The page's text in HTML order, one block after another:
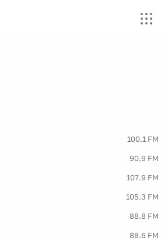
100.1 FM
90.9 FM
107.9 FM
105.3 FM
88.8 FM
88.6 FM